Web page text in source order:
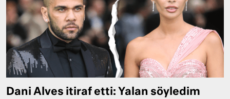
Dani Alves itiraf etti: Yalan söyledim